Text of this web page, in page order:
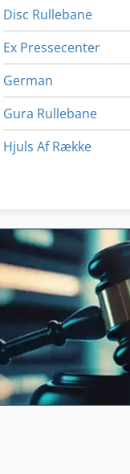
Disc Rullebane
Ex Pressecenter
German
Gura Rullebane
Hjuls Af Række
Kgs 1670
Lederen Af En Del Af